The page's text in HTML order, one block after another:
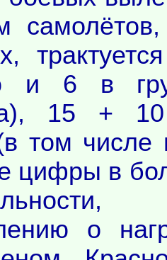
и 6 в
15 +
том
цифры в
о